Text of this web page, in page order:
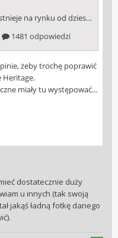
dostatecznie duży
u innych (tak swoją
jakąś ładną fotkę danego